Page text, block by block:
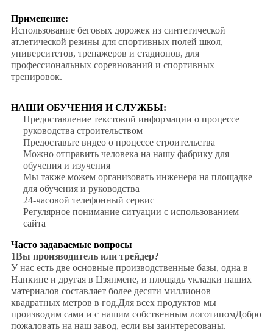
Применение:
Использование беговых дорожек из синтетической
атлетической резины для спортивных полей школ,
университетов, тренажеров и стадионов, для
профессиональных соревнований и спортивных
тренировок.
НАШИ ОБУЧЕНИЯ И СЛУЖБЫ:
Предоставление текстовой информации о процессе
руководства строительством
Предоставьте видео о процессе строительства
Можно отправить человека на нашу фабрику для
обучения и изучения
Мы также можем организовать инженера на площадке
для обучения и руководства
24-часовой телефонный сервис
Регулярное понимание ситуации с использованием
сайта
Часто задаваемые вопросы
1Вы производитель или трейдер?
У нас есть две основные производственные базы, одна в
Нанкине и другая в Цзянмене, и площадь укладки наших
материалов составляет более десяти миллионов
квадратных метров в год.Для всех продуктов мы
производим сами и с нашим собственным логотипомДобро
пожаловать на наш завод, если вы заинтересованы.